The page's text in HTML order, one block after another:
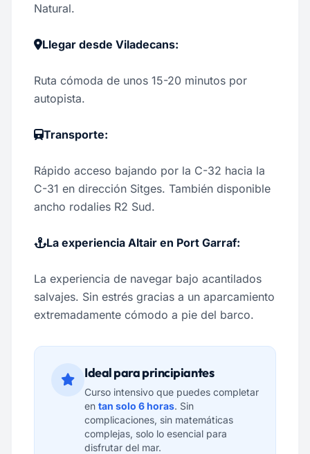
Natural.
Llegar desde Viladecans:
Ruta cómoda de unos 15-20 minutos por
autopista.
Transporte:
Rápido acceso bajando por la C-32 hacia la
C-31 en dirección Sitges. También disponible
ancho rodalies R2 Sud.
La experiencia Altair en Port Garraf:
La experiencia de navegar bajo acantilados
salvajes. Sin estrés gracias a un aparcamiento
extremadamente cómodo a pie del barco.
Ideal para principiantes
Curso intensivo que puedes completar
en tan solo 6 horas. Sin
complicaciones, sin matemáticas
complejas, solo lo esencial para
disfrutar del mar.